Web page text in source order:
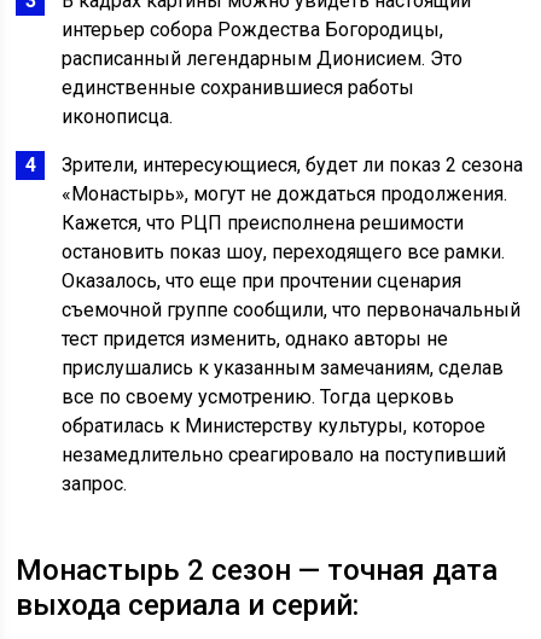
интерьер собора Рождества Богородицы,
расписанный легендарным Дионисием. Это
единственные сохранившиеся работы
иконописца.
Зрители, интересующиеся, будет ли показ 2 сезона
«Монастырь», могут не дождаться продолжения.
Кажется, что РЦП преисполнена решимости
остановить показ шоу, переходящего все рамки.
Оказалось, что еще при прочтении сценария
съемочной группе сообщили, что первоначальный
тест придется изменить, однако авторы не
прислушались к указанным замечаниям, сделав
все по своему усмотрению. Тогда церковь
обратилась к Министерству культуры, которое
незамедлительно среагировало на поступивший
запрос.
Монастырь 2 сезон — точная дата
выхода сериала и серий: